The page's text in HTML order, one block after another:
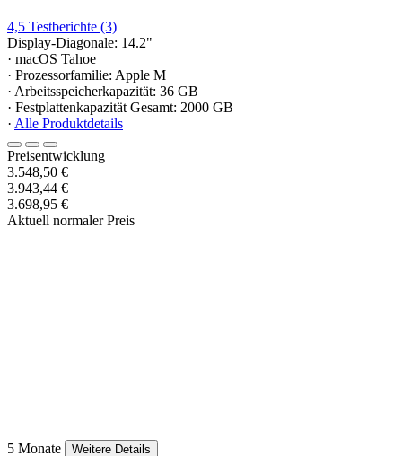
4,5 Testberichte (3)
Display-Diagonale: 14.2"
· macOS Tahoe
· Prozessorfamilie: Apple M
· Arbeitsspeicherkapazität: 36 GB
· Festplattenkapazität Gesamt: 2000 GB
· Alle Produktdetails
Preisentwicklung
3.548,50 €
3.943,44 €
3.698,95 €
Aktuell normaler Preis
5 Monate
Weitere Details